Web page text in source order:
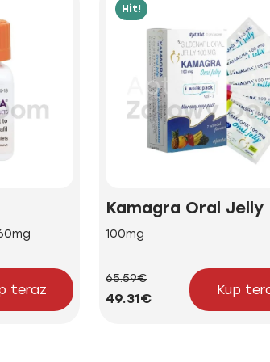
teraz
Hit!
Kamagra Oral Jelly
100mg
65.59€
49.31€
Kup